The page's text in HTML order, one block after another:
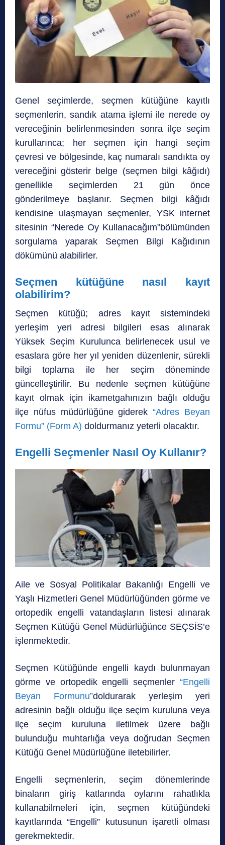
Genel seçimlerde, seçmen kütüğüne kayıtlı
seçmenlerin, sandık atama işlemi ile nerede oy
vereceğinin belirlenmesinden sonra ilçe seçim
kurullarınca; her seçmen için hangi seçim
çevresi ve bölgesinde, kaç numaralı sandıkta oy
vereceğini gösterir belge (seçmen bilgi kâğıdı)
genellikle seçimlerden 21 gün önce
gönderilmeye başlanır. Seçmen bilgi kâğıdı
kendisine ulaşmayan seçmenler, YSK internet
sitesinin “Nerede Oy Kullanacağım”bölümünden
sorgulama yaparak Seçmen Bilgi Kağıdının
dökümünü alabilirler.
Seçmen kütüğüne nasıl kayıt
olabilirim?
Seçmen kütüğü; adres kayıt sistemindeki
yerleşim yeri adresi bilgileri esas alınarak
Yüksek Seçim Kurulunca belirlenecek usul ve
esaslara göre her yıl yeniden düzenlenir, sürekli
bilgi toplama ile her seçim döneminde
güncelleştirilir. Bu nedenle seçmen kütüğüne
kayıt olmak için ikametgahınızın bağlı olduğu
ilçe nüfus müdürlüğüne giderek“Adres Beyan
Formu” (Form A) doldurmanız yeterli olacaktır.
Engelli Seçmenler Nasıl Oy Kullanır?
Aile ve Sosyal Politikalar Bakanlığı Engelli ve
Yaşlı Hizmetleri Genel Müdürlüğünden görme ve
ortopedik engelli vatandaşların listesi alınarak
Seçmen Kütüğü Genel Müdürlüğünce SEÇSİS’e
işlenmektedir.
Seçmen Kütüğünde engelli kaydı bulunmayan
görme ve ortopedik engelli seçmenler “Engelli
Beyan Formunu”doldurarak yerleşim yeri
adresinin bağlı olduğu ilçe seçim kuruluna veya
ilçe seçim kuruluna iletilmek üzere bağlı
bulunduğu muhtarlığa veya doğrudan Seçmen
Kütüğü Genel Müdürlüğüne iletebilirler.
Engelli seçmenlerin, seçim dönemlerinde
binaların giriş katlarında oylarını rahatlıkla
kullanabilmeleri için, seçmen kütüğündeki
kayıtlarında “Engelli” kutusunun işaretli olması
gerekmektedir.